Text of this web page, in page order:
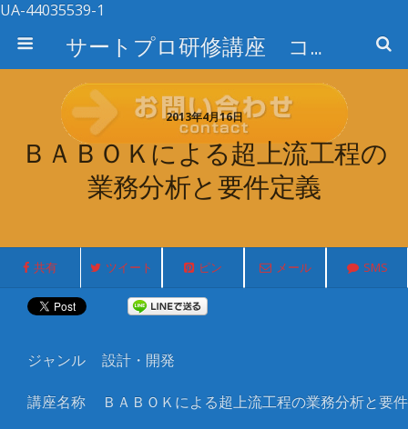
UA-44035539-1
サートプロ研修講座 コース検索
2013年4月16日
ＢＡＢＯＫによる超上流工程の
業務分析と要件定義
共有 ツイート ピン メール SMS
ジャンル 設計・開発
講座名称 ＢＡＢＯＫによる超上流工程の業務分析と要